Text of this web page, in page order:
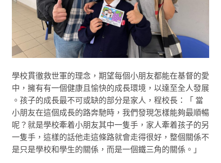
學校貫徹救世軍的理念，期望每個小朋友都能在基督的愛
中，擁有有一個健康且愉快的成長環境，以達至全人發展
。孩子的成長最不可或缺的部分是家人，程校長：「 當
小朋友在這個成長的路奔馳時，我們發現怎樣能夠最順暢
呢？就是學校牽着小朋友其中一隻手，家人牽着孩子的另
一隻手，這樣的話他走這條路就會走得很好，整個關係不
是只是學校和學生的關係，而是一個鐵三角的關係。」